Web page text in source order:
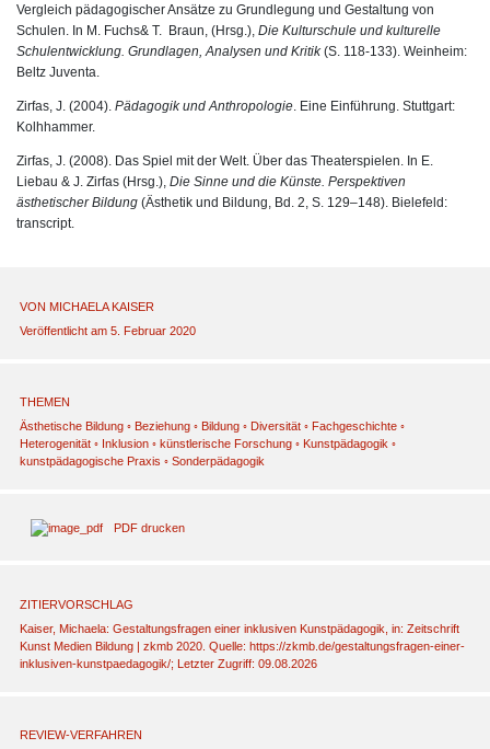
Vergleich pädagogischer Ansätze zu Grundlegung und Gestaltung von
Schulen. In M. Fuchs& T. Braun, (Hrsg.), Die Kulturschule und kulturelle
Schulentwicklung. Grundlagen, Analysen und Kritik(S. 118-133). Weinheim:
Beltz Juventa.
Zirfas, J. (2004). Pädagogik und Anthropologie. Eine Einführung. Stuttgart:
Kolhhammer.
Zirfas, J. (2008). Das Spiel mit der Welt. Über das Theaterspielen. In E.
Liebau & J. Zirfas (Hrsg.), Die Sinne und die Künste. Perspektiven
ästhetischer Bildung (Ästhetik und Bildung, Bd. 2, S. 129–148). Bielefeld:
transcript.
VON MICHAELA KAISER
Veröffentlicht am 5. Februar 2020
THEMEN
Ästhetische Bildung ◦ Beziehung ◦ Bildung ◦ Diversität ◦ Fachgeschichte ◦
Heterogenität ◦ Inklusion ◦ künstlerische Forschung ◦ Kunstpädagogik ◦
kunstpädagogische Praxis ◦ Sonderpädagogik
PDF drucken
ZITIERVORSCHLAG
Kaiser, Michaela: Gestaltungsfragen einer inklusiven Kunstpädagogik, in: Zeitschrift
Kunst Medien Bildung | zkmb 2020. Quelle: https://zkmb.de/gestaltungsfragen-einer-
inklusiven-kunstpaedagogik/; Letzter Zugriff: 09.08.2026
REVIEW-VERFAHREN